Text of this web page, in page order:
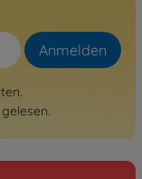
Anmelden